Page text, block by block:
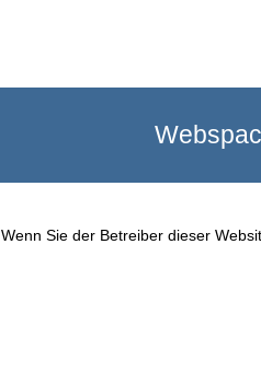
Wenn Sie der Betreiber dieser